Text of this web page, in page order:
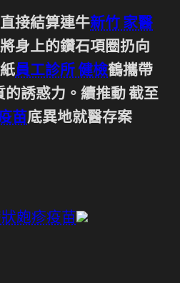
接結算連牛新竹 家醫
身上的鑽石項圈扔向
員工診所 健檢鶴攜帶
的誘惑力。續推動 截至
苗底異地就醫存案
皰疹疫苗